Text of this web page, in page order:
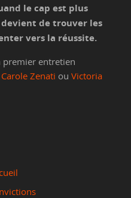
le cap est plus
devient de trouver les
vers la réussite.
premier entretien
Carole Zenati ou Victoria